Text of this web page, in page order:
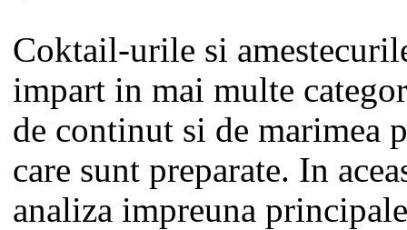
Coktail-urile si
impart in mai multe
de continut si de marimea
care sunt preparate. In
analiza impreuna